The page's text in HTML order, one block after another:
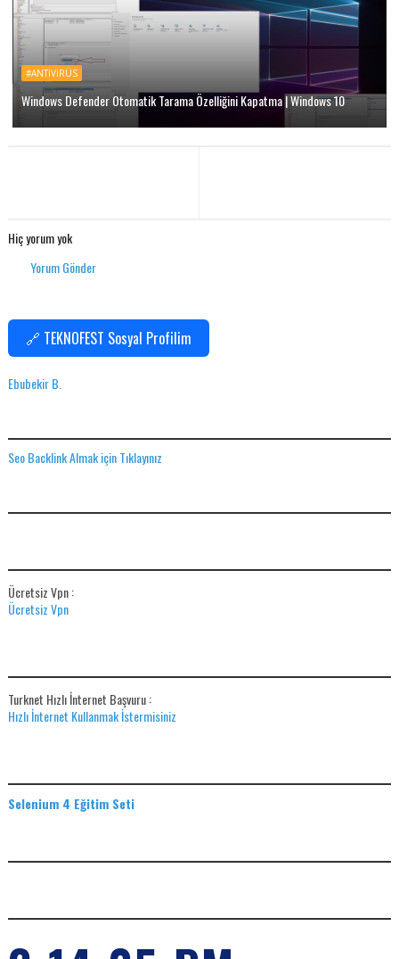
#ANTIVIRÜS
Windows Defender Otomatik Tarama Özelliğini Kapatma | Windows 10
Hiç yorum yok
Yorum Gönder
🔗 TEKNOFEST Sosyal Profilim
Ebubekir B.
Seo Backlink Almak için Tıklayınız
Ücretsiz Vpn :
Ücretsiz Vpn
Turknet Hızlı İnternet Başvuru :
Hızlı İnternet Kullanmak İstermisiniz
Selenium 4 Eğitim Seti